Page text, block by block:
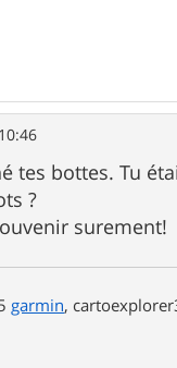
tes bottes. Tu
?
surement!
garmin,